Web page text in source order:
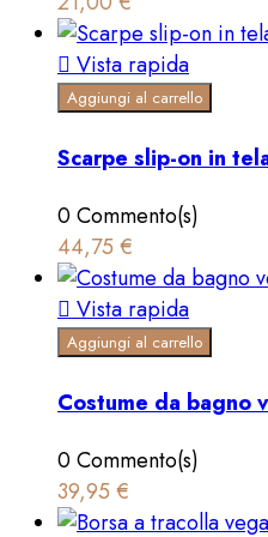
 Vista rapida
Aggiungi al carrello
Scarpe slip-on in
0 Commento(s)
44,75 €
 Vista rapida
Aggiungi al carrello
Costume da bagno
0 Commento(s)
39,95 €